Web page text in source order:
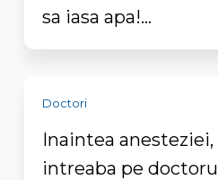
sa iasa apa!...
Doctori
Inaintea
intreaba pe